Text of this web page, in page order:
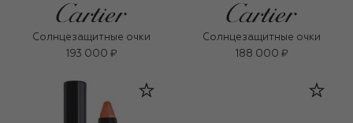
Солнцезащитные очки
193 000 ₽
Солнцезащитные очки
188 000 ₽